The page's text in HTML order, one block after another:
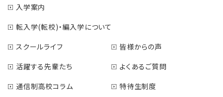
入学案内
転入学(転校)・編入学について
スクールライフ
皆様からの声
活躍する先輩たち
よくあるご質問
通信制高校コラム
特待生制度